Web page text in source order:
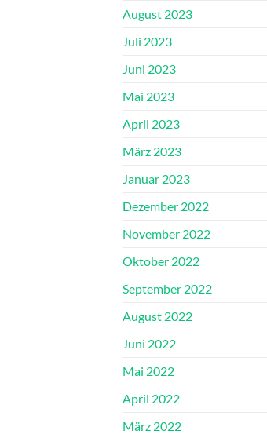
August 2023
Juli 2023
Juni 2023
Mai 2023
April 2023
März 2023
Januar 2023
Dezember 2022
November 2022
Oktober 2022
September 2022
August 2022
Juni 2022
Mai 2022
April 2022
März 2022